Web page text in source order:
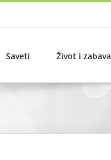
Saveti Život i zabava